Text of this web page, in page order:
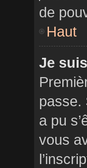
de
Haut
Je
passe.
a pu
vous